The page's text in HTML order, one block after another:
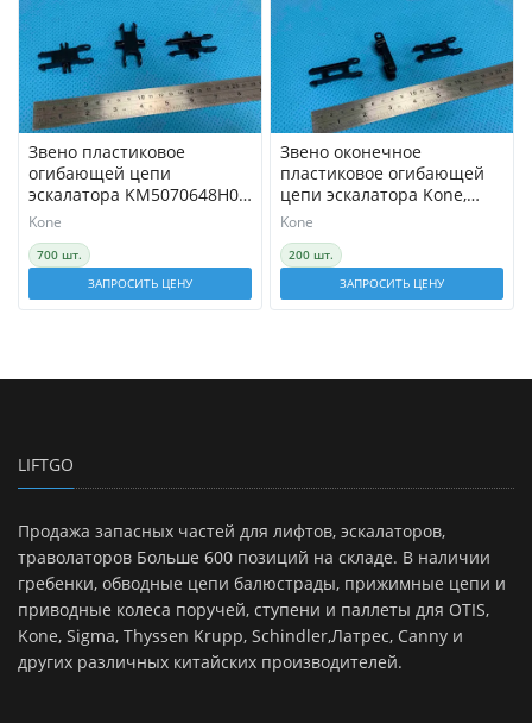
Звено пластиковое
огибающей цепи
эскалатора KM5070648H01
Kone
Kone
700 шт.
ЗАПРОСИТЬ ЦЕНУ
Звено оконечное
пластиковое огибающей
цепи эскалатора Kone,
KM5070649H01
Kone
200 шт.
ЗАПРОСИТЬ ЦЕНУ
LIFTGO
Продажа запасных частей для лифтов, эскалаторов,
траволаторов Больше 600 позиций на складе. В наличии
гребенки, обводные цепи балюстрады, прижимные цепи и
приводные колеса поручей, ступени и паллеты для OTIS,
Kone, Sigma, Thyssen Krupp, Schindler,Латрес, Canny и
других различных китайских производителей.